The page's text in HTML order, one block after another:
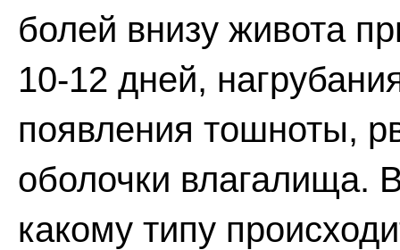
болей внизу живота
10-12 дней,
появления тошноты,
оболочки влагалища.
какому типу